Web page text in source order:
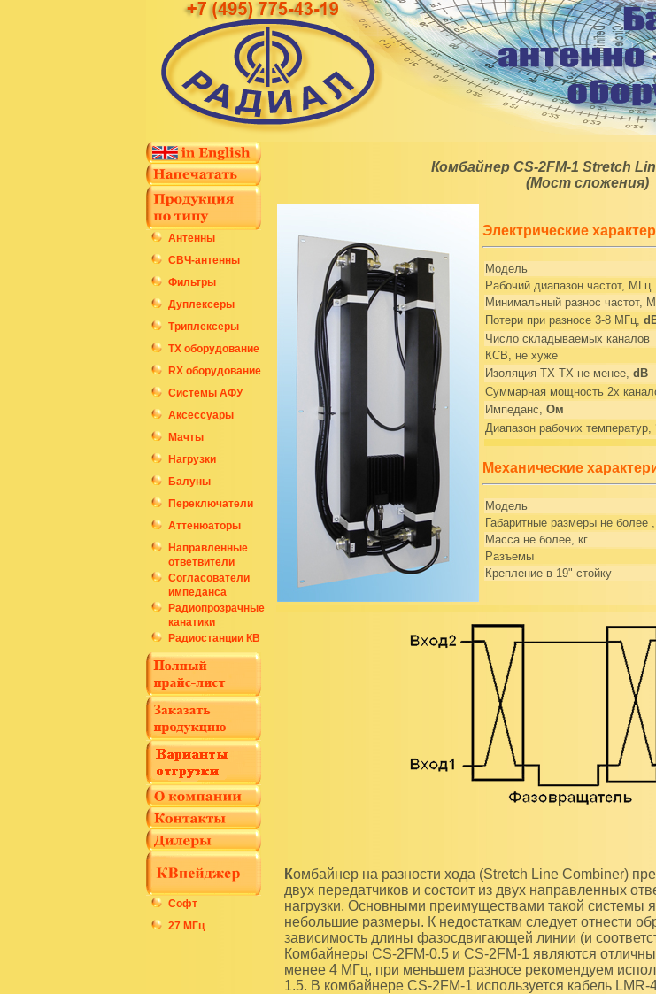
Антенны
СВЧ-антенны
Фильтры
Дуплексеры
Триплексеры
ТХ оборудование
RX оборудование
Системы АФУ
Аксессуары
Мачты
Нагрузки
Балуны
Переключатели
Аттенюаторы
Направленные
ответвители
Согласователи
импеданса
Радиопрозрачные
канатики
Радиостанции КВ
Софт
27 МГц
Комбайнер CS-2FM-1 Stretch
(Мост сложения)
Электрические
Модель
Рабочий диапазон частот, МГц
Минимальный разнос частот,
Потери при разносе 3-8 МГц,
Число складываемых каналов
КСВ, не хуже
Изоляция ТХ-ТХ не менее, dB
Суммарная мощность 2х
Импеданс, Ом
Диапазон рабочих температур,
Механические
Модель
Габаритные размеры не более
Масса не более, кг
Разъемы
Крепление в 19" стойку
Комбайнер на разности хода (Stretch Line Combiner) предназначен для сложения сигналов
двух передатчиков и состоит из двух направленных
нагрузки. Основными преимуществами такой системы
небольшие размеры. К недостаткам следует отнести
зависимость длины фазосдвигающей линии (и
Комбайнеры CS-2FM-0.5 и CS-2FM-1 являются
менее 4 МГц, при меньшем разносе рекомендуем
1.5. В комбайнере CS-2FM-1 используется кабель LMR-